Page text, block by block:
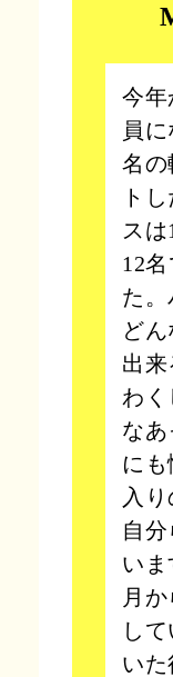
今年
員
名の
ト
ス
12
た
ど
出来
わ
な
に
入
自
いま
月
し
い